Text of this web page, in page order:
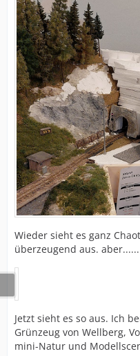
Wieder sieht es ganz
überzeugend aus. aber......
Jetzt sieht es so aus. Ich
Grünzeug von Wellberg,
mini-Natur und